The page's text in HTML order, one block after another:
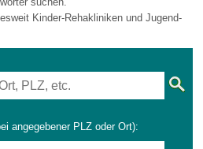
Kinder-Rehakliniken und Jugend-
angegebener PLZ oder Ort):